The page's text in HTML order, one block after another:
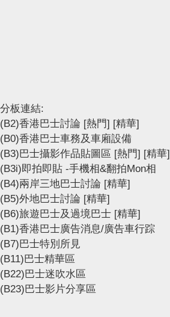
分板連結:
(B2)香港巴士討論 [熱門] [精華]
(B0)香港巴士車務及車廂設備
(B3)巴士攝影作品貼圖區 [熱門] [精華]
(B3i)即拍即貼 -手機相&翻拍Mon相
(B4)兩岸三地巴士討論 [精華]
(B5)外地巴士討論 [精華]
(B6)旅遊巴士及過境巴士 [精華]
(B1)香港巴士廣告消息/廣告車行踪
(B7)巴士特別所見
(B11)巴士精華區
(B22)巴士迷吹水區
(B23)巴士影片分享區